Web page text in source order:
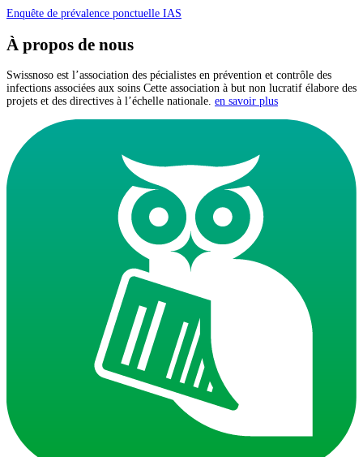
Enquête de prévalence ponctuelle IAS
À propos de nous
Swissnoso est l’association des pécialistes en prévention et contrôle des
infections associées aux soins Cette association à but non lucratif élabore des
projets et des directives à l’échelle nationale. en savoir plus